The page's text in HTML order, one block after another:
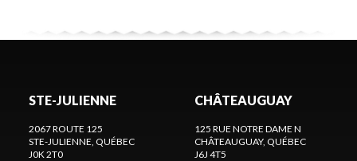
STE-JULIENNE
2067 ROUTE 125
STE-JULIENNE , QUÉBEC
J0K 2T0
CHÂTEAUGUAY
125 RUE NOTRE DAME N
CHÂTEAUGUAY, QUÉBEC
J6J 4T5